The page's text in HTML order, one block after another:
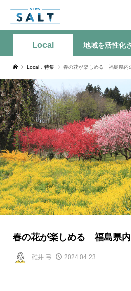
Local 地域を活性化
Local 特集 春の花が楽しめる 福島県内
春の花が楽しめる 福島県
碓井 弓 2024.04.23